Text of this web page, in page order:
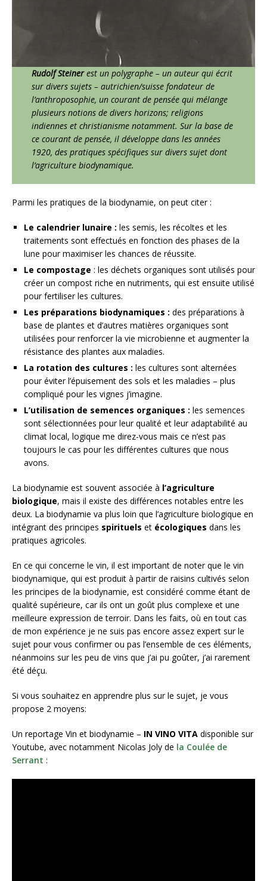
Rudolf Steinerest un polygraphe – un auteur qui écrit
sur divers sujets – autrichien/suisse fondateur de
l’anthroposophie, un courant de pensée qui mélange
plusieurs notions de divers horizons; religions
indiennes et christianisme notamment. Sur la base de
ce courant de pensée, il développe dans les années
1920, des pratiques spécifiques sur divers sujet dont
l’agriculture biodynamique.
Parmi les pratiques de la biodynamie, on peut citer :
Le calendrier lunaire : les semis, les récoltes et les
traitements sont effectués en fonction des phases de la
lune pour maximiser les chances de réussite.
Le compostage : les déchets organiques sont utilisés pour
créer un compost riche en nutriments, qui est ensuite utilisé
pour fertiliser les cultures.
Les préparations biodynamiques : des préparations à
base de plantes et d’autres matières organiques sont
utilisées pour renforcer la vie microbienne et augmenter la
résistance des plantes aux maladies.
La rotation des cultures : les cultures sont alternées
pour éviter l’épuisement des sols et les maladies – plus
compliqué pour les vignes j’imagine.
L’utilisation de semences organiques : les semences
sont sélectionnées pour leur qualité et leur adaptabilité au
climat local, logique me direz-vous mais ce n’est pas
toujours le cas pour les différentes cultures que nous
avons.
La biodynamie est souvent associée à l’agriculture
biologique, mais il existe des différences notables entre les
deux. La biodynamie va plus loin que l’agriculture biologique en
intégrant des principes spirituels et écologiques dans les
pratiques agricoles.
En ce qui concerne le vin, il est important de noter que le vin
biodynamique, qui est produit à partir de raisins cultivés selon
les principes de la biodynamie, est considéré comme étant de
qualité supérieure, car ils ont un goût plus complexe et une
meilleure expression de terroir. Dans les faits, où en tout cas
de mon expérience je ne suis pas encore assez expert sur le
sujet pour vous confirmer ou pas l’ensemble de ces éléments,
néanmoins sur les peu de vins que j’ai pu goûter, j’ai rarement
été déçu.
Si vous souhaitez en apprendre plus sur le sujet, je vous
propose 2 moyens:
Un reportage Vin et biodynamie – IN VINO VITA disponible sur
Youtube, avec notamment Nicolas Joly de la Coulée de
Serrant :